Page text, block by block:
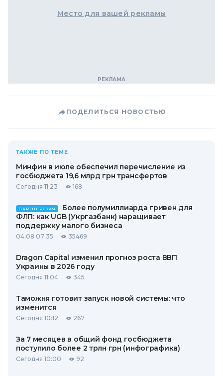
Место для вашей рекламы
ПОДЕЛИТЬСЯ НОВОСТЬЮ
ТАКЖЕ ПО ТЕМЕ
Минфин в июле обеспечил перечисление из
госбюджета 19,6 млрд грн трансфертов
Сегодня 11:23 168
ПАРТНЕРСКАЯ
Более полумиллиарда гривен для
ФЛП: как UGB (Укргазбанк) наращивает
поддержку малого бизнеса
04.08 07:35 35469
Dragon Capital изменил прогноз роста ВВП
Украины в 2026 году
Сегодня 11:04 345
Таможня готовит запуск новой системы: что
изменится
Сегодня 10:12 267
За 7 месяцев в общий фонд госбюджета
поступило более 2 трлн грн (инфографика)
Сегодня 10:00 92